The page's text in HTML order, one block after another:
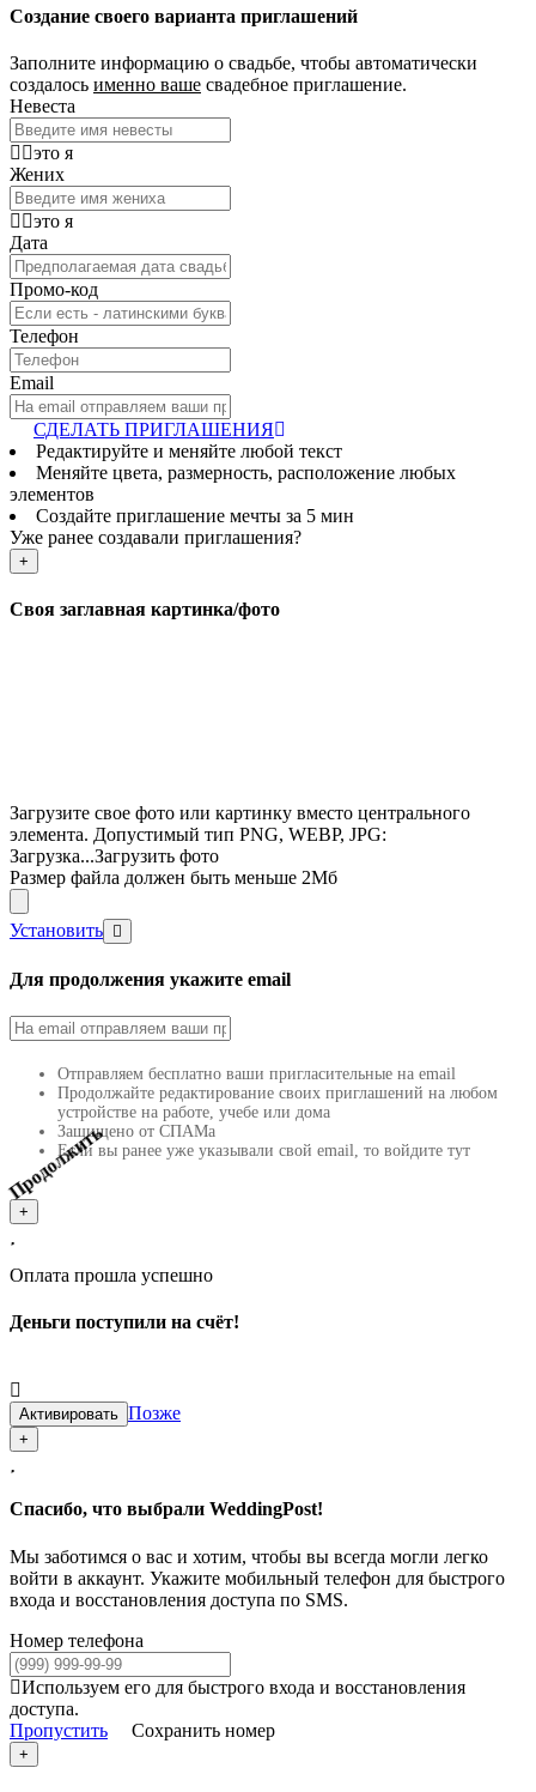
Создание своего варианта приглашений
Заполните информацию о свадьбе, чтобы автоматически
создалось именно ваше свадебное приглашение.
Невеста
это я
Жених
это я
Дата
Промо-код
Телефон
Email
СДЕЛАТЬ ПРИГЛАШЕНИЯ
Редактируйте и меняйте любой текст
Меняйте цвета, размерность, расположение любых
элементов
Создайте приглашение мечты за 5 мин
Уже ранее создавали приглашения?
+
Своя заглавная картинка/фото
Загрузите свое фото или картинку вместо центрального
элемента. Допустимый тип PNG, WEBP, JPG:
Загрузка...Загрузить фото
Размер файла должен быть меньше 2Мб
Установить
Для продолжения укажите email
Отправляем бесплатно ваши пригласительные на email
Продолжайте редактирование своих приглашений на любом
устройстве на работе, учебе или дома
Защищено от СПАМа
Если вы ранее уже указывали свой email, то войдите тут
+
Оплата прошла успешно
Деньги поступили на счёт!
Активировать Позже
+
Спасибо, что выбрали WeddingPost!
Мы заботимся о вас и хотим, чтобы вы всегда могли легко
войти в аккаунт. Укажите мобильный телефон для быстрого
входа и восстановления доступа по SMS.
Номер телефона
Используем его для быстрого входа и восстановления
доступа.
Пропустить
Сохранить номер
+